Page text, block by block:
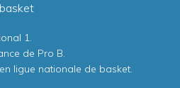
1.
de Pro B.
ligue nationale de basket.